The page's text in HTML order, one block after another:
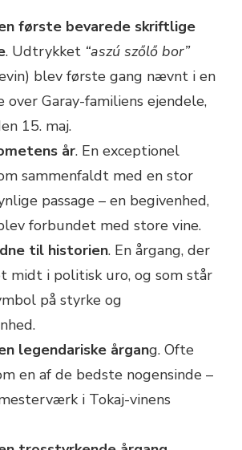
første bevarede skriftlige
. Udtrykket “aszú szőlő bor”
blev første gang nævnt i en
over Garay-familiens ejendele,
15. maj.
år. En exceptionel
sammenfaldt med en stor
passage – en begivenhed,
forbundet med store vine.
til historien. En årgang, der
midt i politisk uro, og som står
på styrke og
legendariske årgang. Ofte
en af de bedste nogensinde –
i Tokaj-vinens